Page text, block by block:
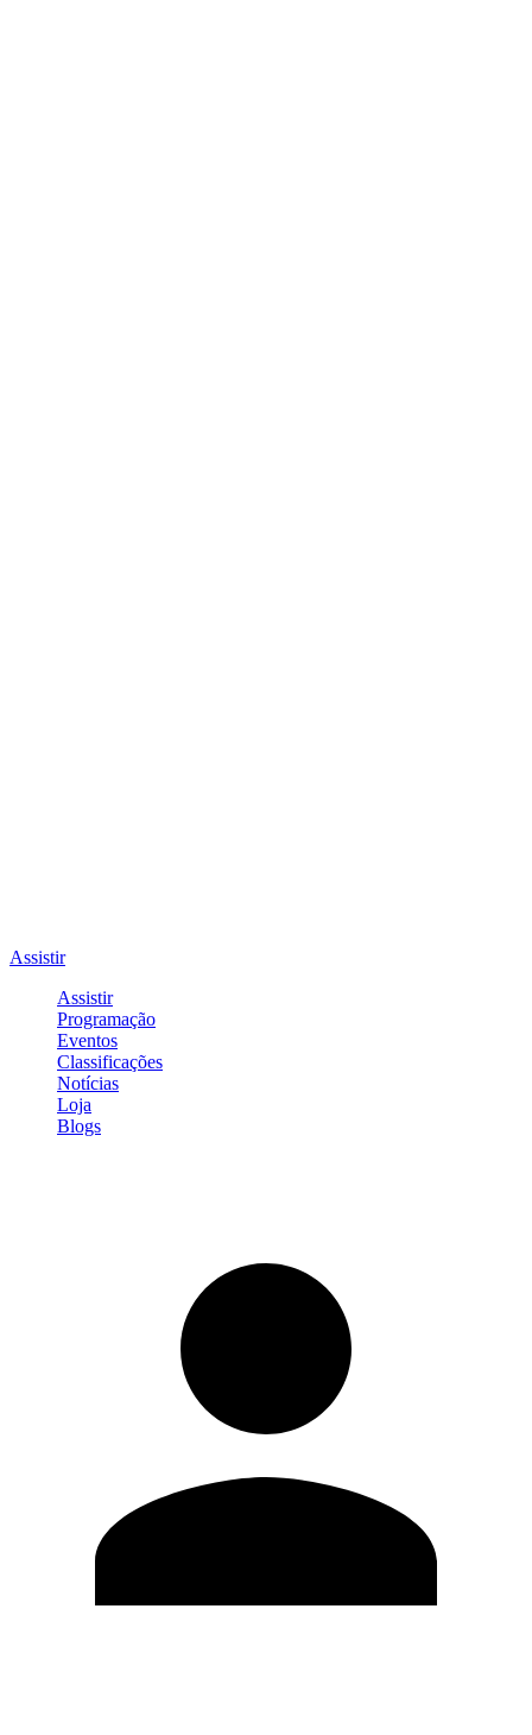
Assistir
Assistir
Programação
Eventos
Classificações
Notícias
Loja
Blogs